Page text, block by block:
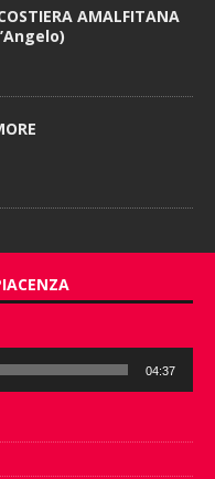
AMALFITANA
04:37